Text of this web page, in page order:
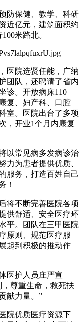
防保健、教学、科研
近亿元，建筑面积约
米路北。
医院选贤任能，广纳
团队，还聘请了省内
诊。开放病床110
复、妇产科、口腔
室。医院出台了多项
，开业1个月内康复
以常见病多发病诊治
力为患者提供优质、
服务，打造百姓自己
！
将不断完善医院各项
供舒适、安全医疗环
平。团队在三甲医院
原则、规范医疗服
起到积极的推动作
医护人员庄严宣
尊重生命，救死扶
献力量。”
院优质医疗资源下